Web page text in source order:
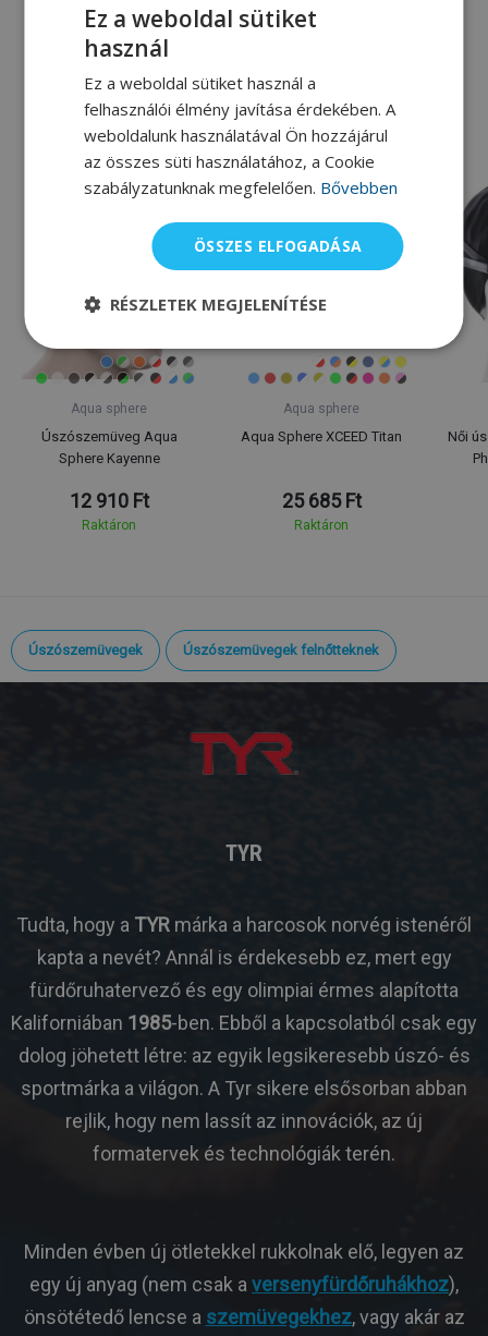
9 755 Ft
Raktáron
11 255 Ft
Alternatív termékek
Aqua sphere
Úszószemüveg Aqua
Sphere Kayenne
12 910 Ft
Raktáron
Aqua sphere
Aqua Sphere XCEED Titan
25 685 Ft
Raktáron
Női
Úszószemüvegek Úszószemüvegek felnőtteknek
TYR
Tudta, hogy a TYR márka a harcosok norvég istenéről
kapta a nevét? Annál is érdekesebb ez, mert egy
fürdőruhatervező és egy olimpiai érmes alapította
Kaliforniában 1985-ben. Ebből a kapcsolatból csak egy
dolog jöhetett létre: az egyik legsikeresebb úszó- és
sportmárka a világon. A Tyr sikere elsősorban abban
rejlik, hogy nem lassít az innovációk, az új
formatervek és technológiák terén.
Minden évben új ötletekkel rukkolnak elő, legyen az
egy új anyag (nem csak a versenyfürdőruhákhoz),
önsötétedő lencse a szemüvegekhez, vagy akár az
Ez a weboldal sütiket
használ
Ez a weboldal sütiket használ a
felhasználói élmény javítása érdekében. A
weboldalunk használatával Ön hozzájárul
az összes süti használatához, a Cookie
szabályzatunknak megfelelően. Bővebben
ÖSSZES ELFOGADÁSA
RÉSZLETEK MEGJELENÍTÉSE